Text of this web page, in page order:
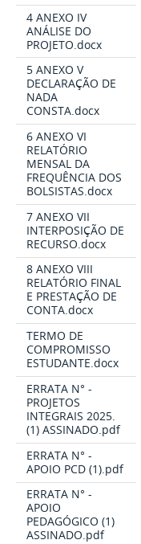
4 ANEXO IV
ANÁLISE DO
PROJETO.docx
5 ANEXO V
DECLARAÇÃO DE
NADA
CONSTA.docx
6 ANEXO VI
RELATÓRIO
MENSAL DA
FREQUÊNCIA DOS
BOLSISTAS.docx
7 ANEXO VII
INTERPOSIÇÃO DE
RECURSO.docx
8 ANEXO VIII
RELATÓRIO FINAL
E PRESTAÇÃO DE
CONTA.docx
TERMO DE
COMPROMISSO
ESTUDANTE.docx
ERRATA N° -
PROJETOS
INTEGRAIS 2025.
(1) ASSINADO.pdf
ERRATA N° -
APOIO PCD (1).pdf
ERRATA N° -
APOIO
PEDAGÓGICO (1)
ASSINADO.pdf